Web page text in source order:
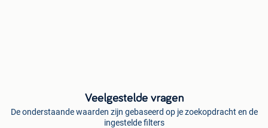
Veelgestelde vragen
De onderstaande waarden zijn gebaseerd op je zoekopdracht en de
ingestelde filters